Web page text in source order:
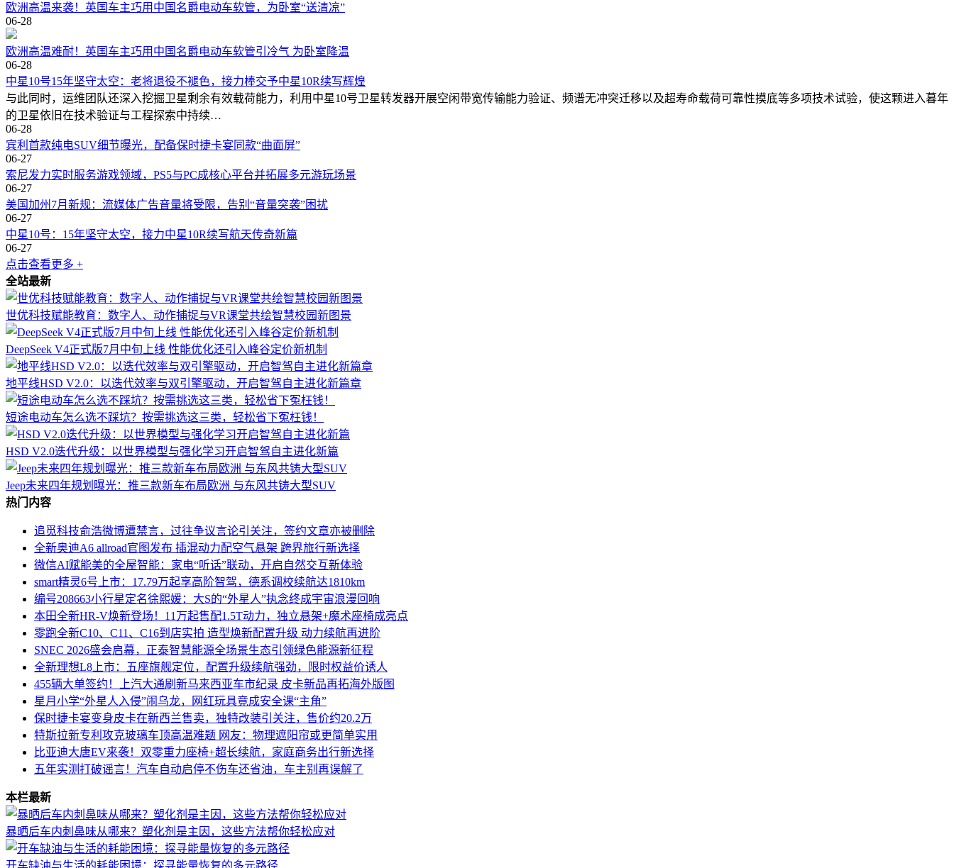
欧洲高温来袭！英国车主巧用中国名爵电动车软管，为卧室“送清凉”
06-28
欧洲高温难耐！英国车主巧用中国名爵电动车软管引冷气 为卧室降温
06-28
中星10号15年坚守太空：老将退役不褪色，接力棒交予中星10R续写辉煌
与此同时，运维团队还深入挖掘卫星剩余有效载荷能力，利用中星10号卫星转发器开展空闲带宽传输能力验证、频谱无冲突迁移以及超寿命载荷可靠性摸底等多项技术试验，使这颗进入暮年
的卫星依旧在技术验证与工程探索中持续…
06-28
宾利首款纯电SUV细节曝光，配备保时捷卡宴同款“曲面屏”
06-27
索尼发力实时服务游戏领域，PS5与PC成核心平台并拓展多元游玩场景
06-27
美国加州7月新规：流媒体广告音量将受限，告别“音量突袭”困扰
06-27
中星10号：15年坚守太空，接力中星10R续写航天传奇新篇
06-27
点击查看更多 +
全站最新
世优科技赋能教育：数字人、动作捕捉与VR课堂共绘智慧校园新图景
DeepSeek V4正式版7月中旬上线 性能优化还引入峰谷定价新机制
地平线HSD V2.0：以迭代效率与双引擎驱动，开启智驾自主进化新篇章
短途电动车怎么选不踩坑？按需挑选这三类，轻松省下冤枉钱！
HSD V2.0迭代升级：以世界模型与强化学习开启智驾自主进化新篇
Jeep未来四年规划曝光：推三款新车布局欧洲 与东风共铸大型SUV
热门内容
追觅科技俞浩微博遭禁言，过往争议言论引关注，签约文章亦被删除
全新奥迪A6 allroad官图发布 插混动力配空气悬架 跨界旅行新选择
微信AI赋能美的全屋智能：家电“听话”联动，开启自然交互新体验
smart精灵6号上市：17.79万起享高阶智驾，德系调校续航达1810km
编号208663小行星定名徐熙媛：大S的“外星人”执念终成宇宙浪漫回响
本田全新HR-V焕新登场！11万起售配1.5T动力，独立悬架+魔术座椅成亮点
零跑全新C10、C11、C16到店实拍 造型焕新配置升级 动力续航再进阶
SNEC 2026盛会启幕，正泰智慧能源全场景生态引领绿色能源新征程
全新理想L8上市：五座旗舰定位，配置升级续航强劲，限时权益价诱人
455辆大单签约！上汽大通刷新马来西亚车市纪录 皮卡新品再拓海外版图
星月小学“外星人入侵”闹乌龙，网红玩具竟成安全课“主角”
保时捷卡宴变身皮卡在新西兰售卖，独特改装引关注，售价约20.2万
特斯拉新专利攻克玻璃车顶高温难题 网友：物理遮阳帘或更简单实用
比亚迪大唐EV来袭！双零重力座椅+超长续航，家庭商务出行新选择
五年实测打破谣言！汽车自动启停不伤车还省油，车主别再误解了
本栏最新
暴晒后车内刺鼻味从哪来？塑化剂是主因，这些方法帮你轻松应对
开车缺油与生活的耗能困境：探寻能量恢复的多元路径